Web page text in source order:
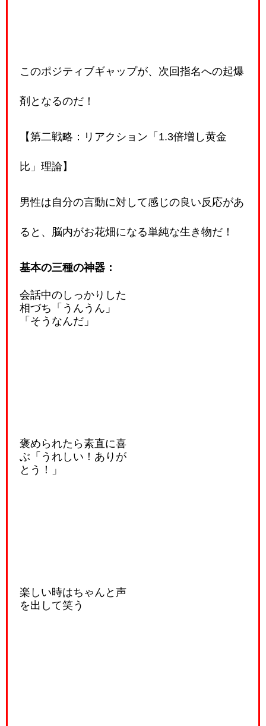
このポジティブギャップが、次回指名への起爆
剤となるのだ！
【第二戦略：リアクション「1.3倍増し黄金
比」理論】
男性は自分の言動に対して感じの良い反応があ
ると、脳内がお花畑になる単純な生き物だ！
基本の三種の神器：
会話中のしっかりした
相づち「うんうん」
「そうなんだ」
褒められたら素直に喜
ぶ「うれしい！ありが
とう！」
楽しい時はちゃんと声
を出して笑う